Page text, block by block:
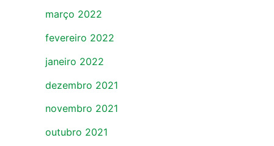
março 2022
fevereiro 2022
janeiro 2022
dezembro 2021
novembro 2021
outubro 2021